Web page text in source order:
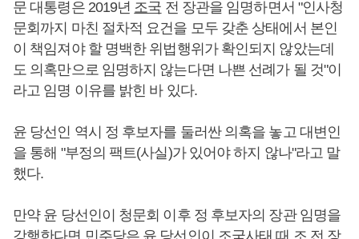
문 대통령은 2019년 조국 전 장관을 임명하면서 "인사청
문회까지 마친 절차적 요건을 모두 갖춘 상태에서 본인
이 책임져야 할 명백한 위법행위가 확인되지 않았는데
도 의혹만으로 임명하지 않는다면 나쁜 선례가 될 것"이
라고 임명 이유를 밝힌 바 있다.
윤 당선인 역시 정 후보자를 둘러싼 의혹을 놓고 대변인
을 통해 "부정의 팩트(사실)가 있어야 하지 않나"라고 말
했다.
만약 윤 당선인이 청문회 이후 정 후보자의 장관 임명을